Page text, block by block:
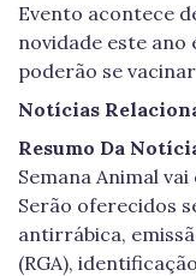
Evento acontece
novidade este
poderão se vacinar
Notícias
Resumo Da
Semana Animal
Serão oferecidos
antirrábica,
(RGA),